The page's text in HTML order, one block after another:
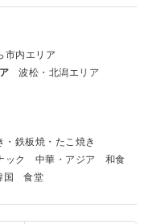
市内エリア
波松・北潟エリア
・鉄板焼・たこ焼き
ック 中華・アジア
和食
国 食堂